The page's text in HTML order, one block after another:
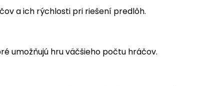
a ich rýchlosti pri riešení predlôh.
umožňujú hru väčšieho počtu hráčov.